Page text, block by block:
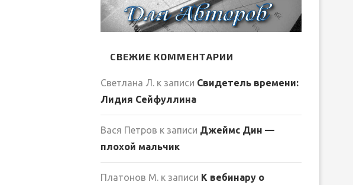
СВЕЖИЕ КОММЕНТАРИИ
Светлана Л. к записи Свидетель времени:
Лидия Сейфуллина
Вася Петров к записи Джеймс Дин —
плохой мальчик
Платонов М. к записи К вебинару о